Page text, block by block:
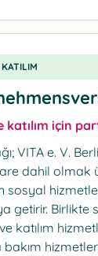
KATILIM
katılım için
VITA e. V.
dahil olmak
sosyal
getirir. Birlikte
katılım